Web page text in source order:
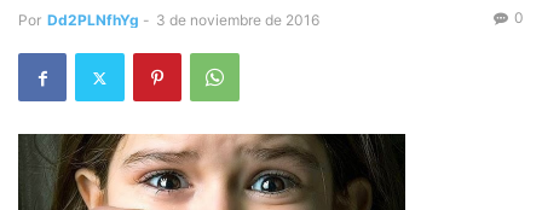
Por Dd2PLNfhYg - 3 de noviembre de 2016 0